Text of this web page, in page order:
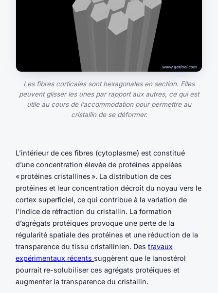
Les fibres corticales sont hexagonales en section. Elles
peuvent glisser les unes par rapport aux autres, ce qui est
utile au cours de l’accommodation pour permettre au
cristallin de se déformer.
L’intérieur de ces fibres (cytoplasme) est constitué
d’une concentration élevée de protéines appelées
« protéines cristallines ». La distribution de ces
protéines et leur concentration décroît du noyau vers le
cortex superficiel, ce qui contribue à la variation de
l’indice de réfraction du cristallin. La formation
d’agrégats protéiques provoque une perte de la
régularité spatiale des protéines et une réduction de la
transparence du tissu cristallinien. Des travaux
expérimentaux récents suggèrent que le lanostérol
pourrait re-solubiliser ces agrégats protéiques et
augmenter la transparence du cristallin.